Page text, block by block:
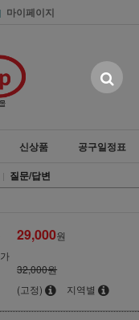
| 마이페이지
신상품
공구일정표
| 질문/답변
29,000원
32,000원
(고정) 지역별